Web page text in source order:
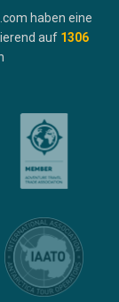
haben eine
auf 1306